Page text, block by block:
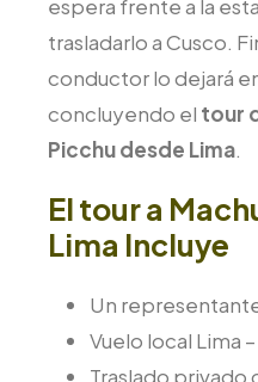
espera frente a la
trasladarlo a Cusco.
conductor lo dejará
concluyendo el tour
Picchu desde Lima.
El tour a
Lima Incluye
Un
Vuelo local Lima
Traslado